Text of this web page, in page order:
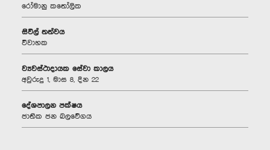
රෝමානු කතෝලික
සිවිල් තත්වය
විවාහක
ව්‍යවස්ථාදායක සේවා කාලය
අවුරුදු 1, මාස 8, දින 22
දේශපාලන පක්ෂය
ජාතික ජන බලවේගය